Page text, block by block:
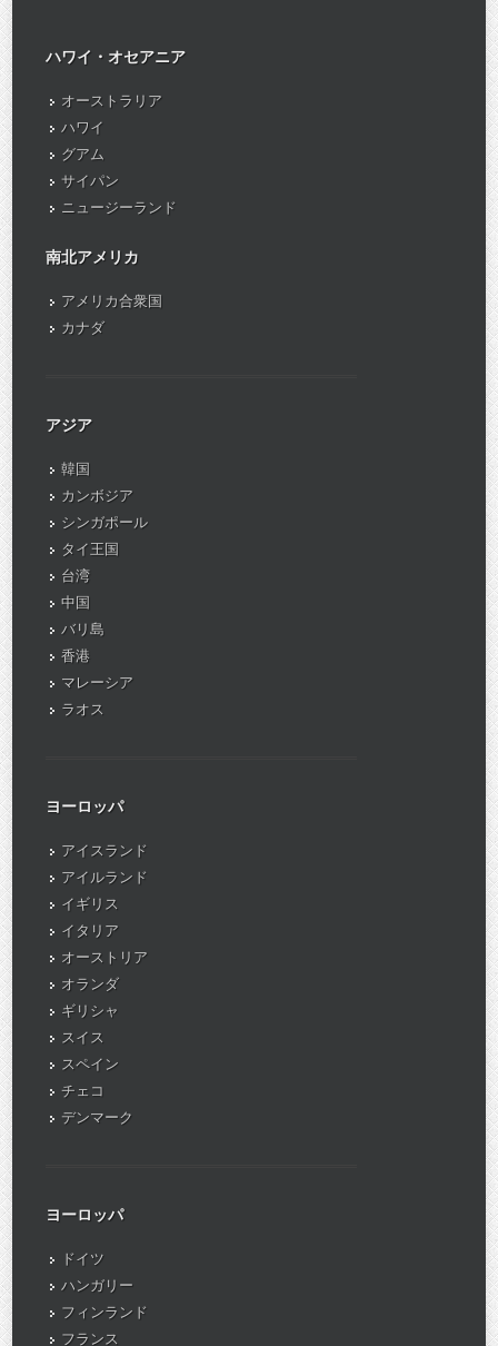
ハワイ・オセアニア
オーストラリア
ハワイ
グアム
サイパン
ニュージーランド
南北アメリカ
アメリカ合衆国
カナダ
アジア
韓国
カンボジア
シンガポール
タイ王国
台湾
中国
バリ島
香港
マレーシア
ラオス
ヨーロッパ
アイスランド
アイルランド
イギリス
イタリア
オーストリア
オランダ
ギリシャ
スイス
スペイン
チェコ
デンマーク
ヨーロッパ
ドイツ
ハンガリー
フィンランド
フランス